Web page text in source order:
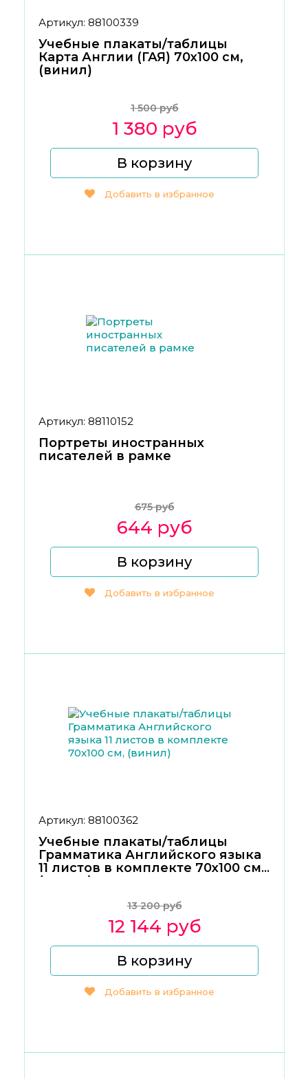
Артикул: 88100339
Учебные плакаты/таблицы
Карта Англии (ГАЯ) 70x100 см,
(винил)
1 500 руб
1 380 руб
В корзину
Добавить в избранное
Артикул: 88110152
Портреты иностранных
писателей в рамке
675 руб
644 руб
В корзину
Добавить в избранное
Артикул: 88100362
Учебные плакаты/таблицы
Грамматика Английского языка
11 листов в комплекте 70x100 см,
(винил)
13 200 руб
12 144 руб
В корзину
Добавить в избранное